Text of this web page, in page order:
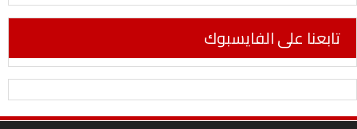
تابعنا على الفايسبوك